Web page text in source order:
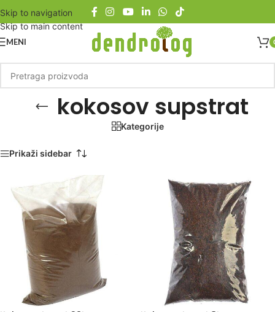
Skip to navigation
Skip to main content
MENI
kokosov supstrat
Kategorije
Prikaži sidebar